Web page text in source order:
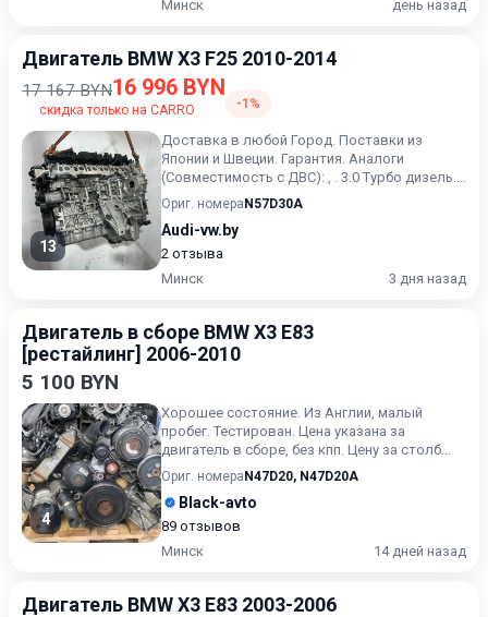
Минск
день назад
Двигатель BMW X3 F25 2010-2014
17 167 BYN16 996 BYN
скидка только на CARRO -1%
13
Доставка в любой Город. Поставки из
Японии и Швеции. Гарантия. Аналоги
(Совместимость с ДВС): , . 3.0 Турбо дизель.
313 л.с. (230 кВт). Цена...
Ориг. номера N57D30A
Audi-vw.by
2 отзыва
Минск
3 дня назад
Двигатель в сборе BMW X3 E83
[рестайлинг] 2006-2010
5 100 BYN
4
Хорошее состояние. Из Англии, малый
пробег. Тестирован. Цена указана за
двигатель в сборе, без кпп. Цену за столб
уточняйте.
Ориг. номера N47D20, N47D20A
Black-avto
89 отзывов
Минск
14 дней назад
Двигатель BMW X3 E83 2003-2006